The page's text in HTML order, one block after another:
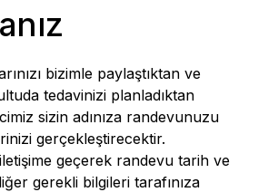
bizimle paylaştıktan ve
tedavinizi planladıktan
sizin adınıza randevunuzu
gerçekleştirecektir.
geçerek randevu tarih ve
gerekli bilgileri tarafınıza